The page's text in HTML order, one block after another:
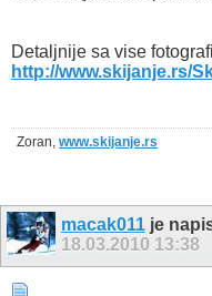
Detaljnije sa vise
http://www.skijanje.rs/
Zoran, www.skijanje.rs
macak011 je
18.03.2010 13:38